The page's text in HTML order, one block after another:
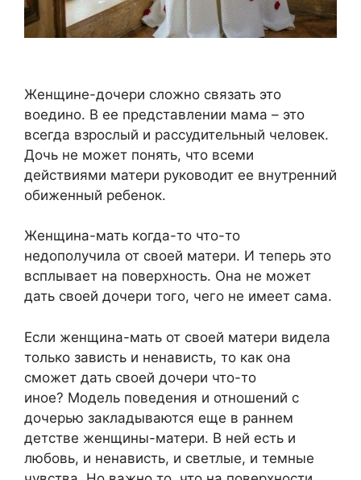
Женщине-дочери сложно связать это
воедино. В ее представлении мама – это
всегда взрослый и рассудительный человек.
Дочь не может понять, что всеми
действиями матери руководит ее внутренний
обиженный ребенок.
Женщина-мать когда-то что-то
недополучила от своей матери. И теперь это
всплывает на поверхность. Она не может
дать своей дочери того, чего не имеет сама.
Если женщина-мать от своей матери видела
только зависть и ненависть, то как она
сможет дать своей дочери что-то
иное? Модель поведения и отношений с
дочерью закладываются еще в раннем
детстве женщины-матери. В ней есть и
любовь, и ненависть, и светлые, и темные